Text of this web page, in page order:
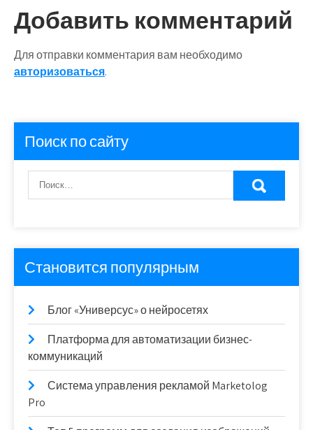
Добавить комментарий
Для отправки комментария вам необходимо
авторизоваться.
Поиск по сайту
Становится популярным
Блог «Универсус» о нейросетях
Платформа для автоматизации бизнес-
коммуникаций
Система управления рекламой Marketolog
Pro